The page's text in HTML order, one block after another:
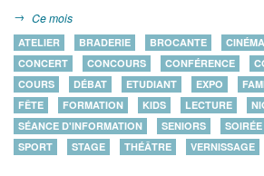
Ce mois
ATELIER BRADERIE BROCANTE CINÉMA
CONCERT
CONCOURS CONFÉRENCE
COURS
DÉBAT ETUDIANT EXPO
FÊTE
FORMATION KIDS LECTURE
SÉANCE D'INFORMATION
SENIORS SOIRÉE
SPORT
STAGE THÉÂTRE VERNISSAGE